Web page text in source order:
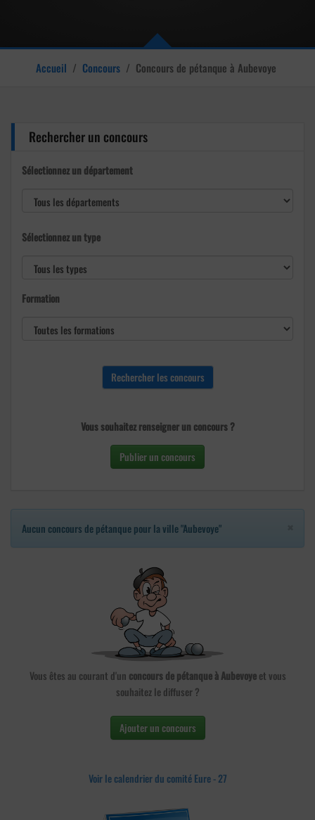
Accueil / Concours / Concours de pétanque à Aubevoye
Rechercher un concours
Sélectionnez un département
Sélectionnez un type
Formation
Vous souhaitez renseigner un concours ?
Publier un concours
Aucun concours de pétanque pour la ville "Aubevoye"
Vous êtes au courant d'un concours de pétanque à Aubevoyeet vous
souhaitez le diffuser ?
Ajouter un concours
Voir le calendrier du comité Eure - 27